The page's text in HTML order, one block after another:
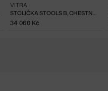
STOLIČKA STOOLS B, CHESTNUT NATURAL
VITRA
34 060 Kč